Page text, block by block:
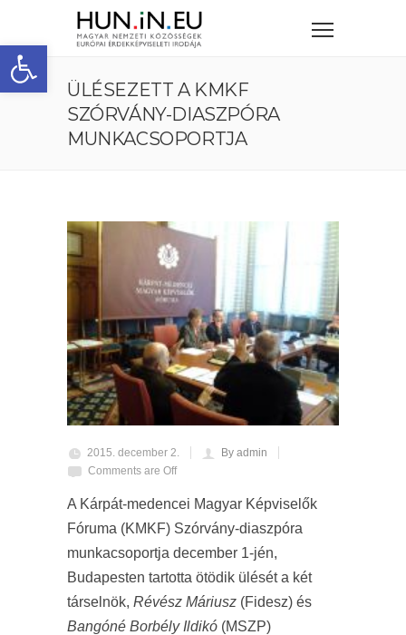
Eszköztár megnyitása
ÜLÉSEZETT A KMKF
SZÓRVÁNY-DIASZPÓRA
MUNKACSOPORTJA
2015. december 2.
By admin
Comments are Off
A Kárpát-medencei Magyar Képviselők
Fóruma (KMKF) Szórvány-diaszpóra
munkacsoportja december 1-jén,
Budapesten tartotta ötödik ülését a két
társelnök, Révész Máriusz (Fidesz) és
Bangóné Borbély Ildikó (MSZP)